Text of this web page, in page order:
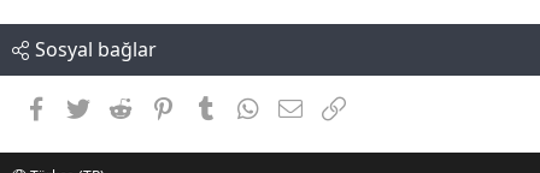
Sosyal bağlar
Facebook
TwitterReddit PinterestTumblr WhatsApp
E-postaLink